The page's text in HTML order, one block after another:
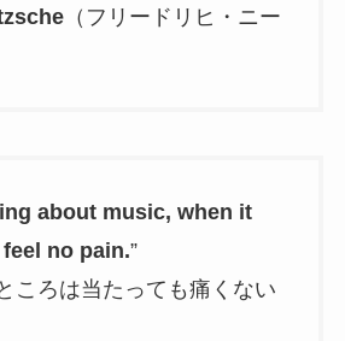
（フリードリヒ・ニー
about music, when it
no pain.”
ころは当たっても痛くない